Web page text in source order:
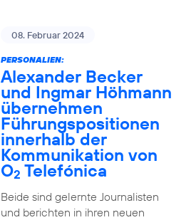
08. Februar 2024
PERSONALIEN:
Alexander Becker
und Ingmar Höhmann
übernehmen
Führungspositionen
innerhalb der
Kommunikation von
O2 Telefónica
Beide sind gelernte Journalisten
und berichten in ihren neuen